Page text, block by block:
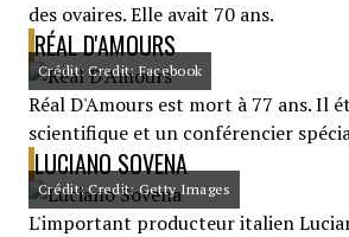
des ovaires. Elle avait 70 ans.
RÉAL D'AMOURS
Crédit: Credit: Facebook
Réal D'Amours est mort à 77 ans. Il
scientifique et un conférencier
LUCIANO SOVENA
Crédit: Credit: Getty Images
L'important producteur italien